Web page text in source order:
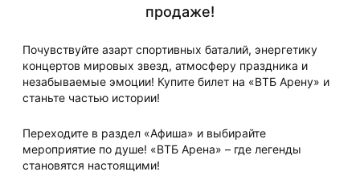
продаже!
Почувствуйте азарт спортивных баталий, энергетику
концертов мировых звезд, атмосферу праздника и
незабываемые эмоции! Купите билет на «ВТБ Арену» и
станьте частью истории!
Переходите в раздел «Афиша» и выбирайте
мероприятие по душе! «ВТБ Арена» – где легенды
становятся настоящими!